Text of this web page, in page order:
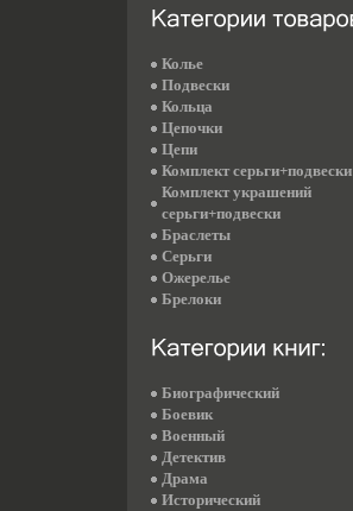
Колье
Подвески
Кольца
Цепочки
Цепи
Комплект серьги+подвески
Комплект украшений
серьги+подвески
Браслеты
Серьги
Ожерелье
Брелоки
Биографический
Боевик
Военный
Детектив
Драма
Исторический